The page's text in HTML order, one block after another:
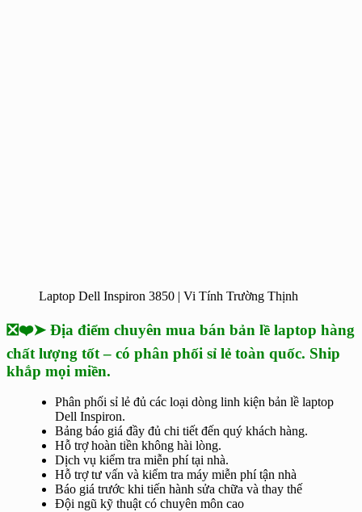
Laptop Dell Inspiron 3850 | Vi Tính Trường Thịnh
❎❤️➤ Địa điểm chuyên mua bán bản lề laptop hàng
chất lượng tốt – có phân phối sỉ lẻ toàn quốc. Ship
khắp mọi miền.
Phân phối sỉ lẻ đủ các loại dòng linh kiện bản lề laptop
Dell Inspiron.
Bảng báo giá đầy đủ chi tiết đến quý khách hàng.
Hỗ trợ hoàn tiền không hài lòng.
Dịch vụ kiểm tra miễn phí tại nhà.
Hỗ trợ tư vấn và kiểm tra máy miễn phí tận nhà
Báo giá trước khi tiến hành sửa chữa và thay thế
Đội ngũ kỹ thuật có chuyên môn cao